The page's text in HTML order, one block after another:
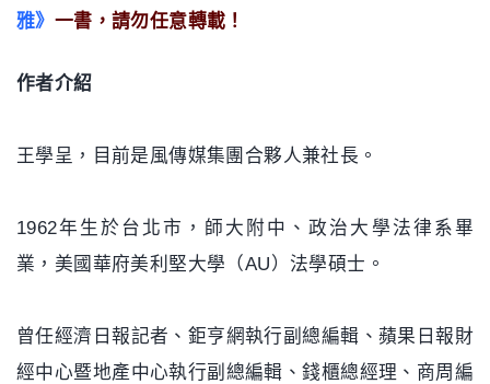
雅》 一書，請勿任意轉載！
作者介紹
王學呈，目前是風傳媒集團合夥人兼社長。
1962年生於台北市，師大附中、政治大學法律系畢
業，美國華府美利堅大學（AU）法學碩士。
曾任經濟日報記者、鉅亨網執行副總編輯、蘋果日報財
經中心暨地產中心執行副總編輯、錢櫃總經理、商周編